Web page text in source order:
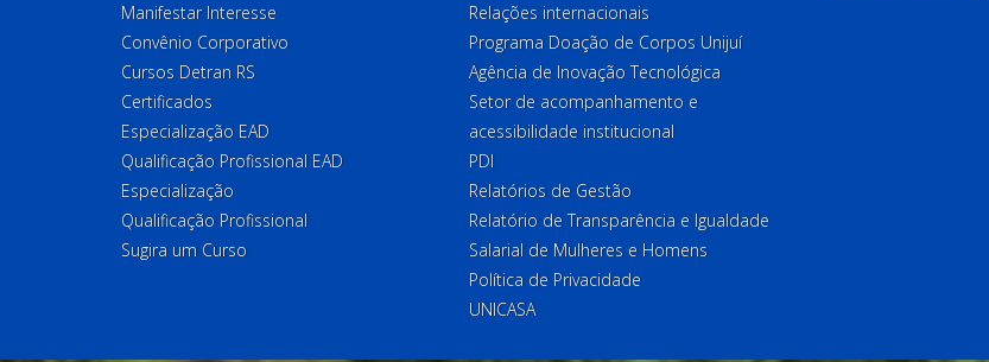
Manifestar Interesse
Convênio Corporativo
Cursos Detran RS
Certificados
Especialização EAD
Qualificação Profissional EAD
Especialização
Qualificação Profissional
Sugira um Curso
Relações internacionais
Programa Doação de Corpos Unijuí
Agência de Inovação Tecnológica
Setor de acompanhamento e
acessibilidade institucional
PDI
Relatórios de Gestão
Relatório de Transparência e Igualdade
Salarial de Mulheres e Homens
Política de Privacidade
UNICASA